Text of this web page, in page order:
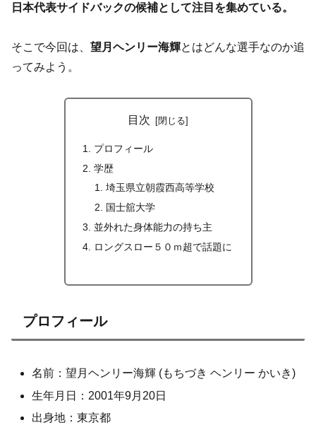
日本代表サイドバックの候補として注目を集めている。
そこで今回は、 望月ヘンリー海輝とはどんな選手なのか追
ってみよう。
目次
プロフィール
学歴
埼玉県立朝霞西高等学校
国士舘大学
並外れた身体能力の持ち主
ロングスロー５０ｍ超で話題に
プロフィール
名前：望月ヘンリー海輝 (もちづき ヘンリー かいき)
生年月日：2001年9月20日
出身地：東京都